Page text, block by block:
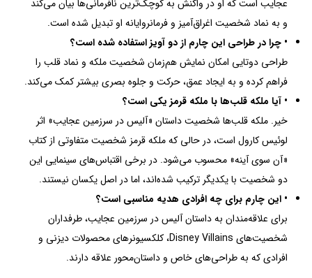
عجایب است که او در واکنش به کوچک‌ترین نافرمانی‌ها بیان می‌کند
و به نماد شخصیت اغراق‌آمیز و فرمانروایانه او تبدیل شده است.
• چرا در طراحی این چارم از دو آویز استفاده شده است؟
طراحی دوتایی امکان نمایش هم‌زمان شخصیت ملکه و نماد قلب را
فراهم کرده و به ایجاد عمق، حرکت و جلوه بصری بیشتر کمک می‌کند.
• آیا ملکه قلب‌ها با ملکه قرمز یکی است؟
خیر. ملکه قلب‌ها شخصیت داستان «آلیس در سرزمین عجایب» اثر
لوئیس کارول است، در حالی که ملکه قرمز شخصیت متفاوتی از کتاب
«آن سوی آینه» محسوب می‌شود. در برخی اقتباس‌های سینمایی این
دو شخصیت با یکدیگر ترکیب شده‌اند، اما در اصل یکسان نیستند.
• این چارم برای چه افرادی هدیه مناسبی است؟
برای علاقه‌مندان به داستان آلیس در سرزمین عجایب، طرفداران
شخصیت‌های Disney Villains، کلکسیونرهای محصولات دیزنی و
افرادی که به طراحی‌های خاص و داستان‌محور علاقه دارند.